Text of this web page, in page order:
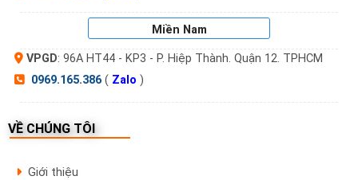
Miền Nam
VPGD: 96A HT44 - KP3 - P. Hiệp Thành. Quận 12. TPHCM
0969.165.386( Zalo )
VỀ CHÚNG TÔI
Giới thiệu